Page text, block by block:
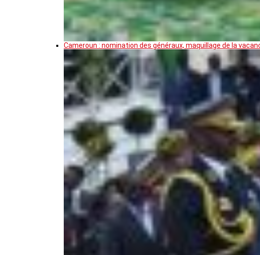
Cameroun : nomination des généraux, maquillage de la